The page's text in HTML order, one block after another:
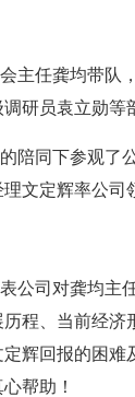
主任龚均带
研员袁立勋等
陪同下参观了
文定辉率公司
公司对龚均主
程、当前经
辉回报的困
帮助！